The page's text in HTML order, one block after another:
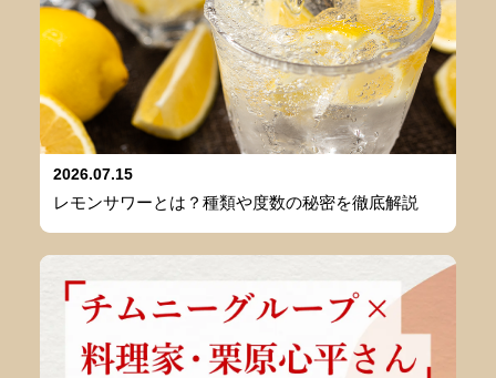
2026.07.15
レモンサワーとは？種類や度数の秘密を徹底解説